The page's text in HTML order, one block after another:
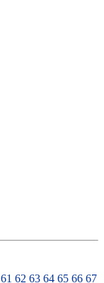
61 62 63 64 65 66 67